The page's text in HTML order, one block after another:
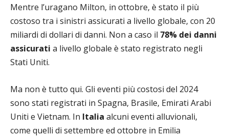
Mentre l’uragano Milton, in ottobre, è stato il più
costoso tra i sinistri assicurati a livello globale, con 20
miliardi di dollari di danni. Non a caso il 78% dei danni
assicurati a livello globale è stato registrato negli
Stati Uniti.
Ma non è tutto qui. Gli eventi più costosi del 2024
sono stati registrati in Spagna, Brasile, Emirati Arabi
Uniti e Vietnam. In Italia alcuni eventi alluvionali,
come quelli di settembre ed ottobre in Emilia